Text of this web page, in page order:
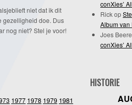
niet dat ik dit
gezelligheid doe. Dus
nog niet? Stel je voor!
conXies’
Rickop
Album van
Joes
conXies’
1977 1978 1979 1981
HISTORIE